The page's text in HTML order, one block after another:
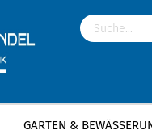
GARTEN &
Messing Gewindefittings »